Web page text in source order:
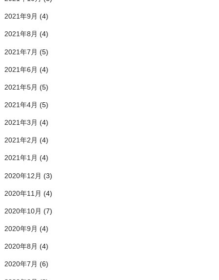
2021年9月 (4)
2021年8月 (4)
2021年7月 (5)
2021年6月 (4)
2021年5月 (5)
2021年4月 (5)
2021年3月 (4)
2021年2月 (4)
2021年1月 (4)
2020年12月 (3)
2020年11月 (4)
2020年10月 (7)
2020年9月 (4)
2020年8月 (4)
2020年7月 (6)